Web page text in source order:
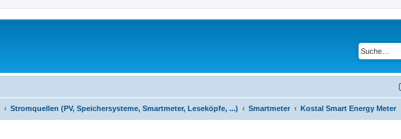
Stromquellen (PV, Speichersysteme, Smartmeter, Leseköpfe, ...) Smartmeter Kostal Smart Energy Meter